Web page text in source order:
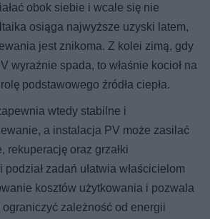
obok siebie i wcale się nie
osiąga najwyższe uzyski latem,
jest znikoma. Z kolei zimą, gdy
wyraźnie spada, to właśnie kocioł na
podstawowego źródła ciepła.
wtedy stabilne i
a instalacja PV może zasilać
rekuperację oraz grzałki
zadań ułatwia właścicielom
kosztów użytkowania i pozwala
zależność od energii